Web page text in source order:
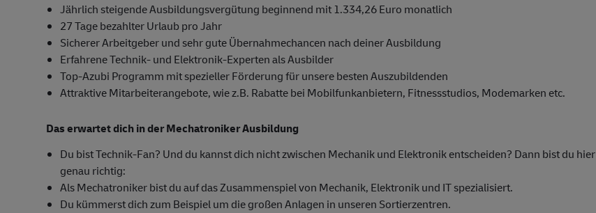
Jährlich steigende Ausbildungsvergütung beginnend mit 1.334,26 Euro monatlich
27 Tage bezahlter Urlaub pro Jahr
Sicherer Arbeitgeber und sehr gute Übernahmechancen nach deiner Ausbildung
Erfahrene Technik- und Elektronik-Experten als Ausbilder
Top-Azubi Programm mit spezieller Förderung für unsere besten Auszubildenden
Attraktive Mitarbeiterangebote, wie z.B. Rabatte bei Mobilfunkanbietern, Fitnessstudios, Modemarken etc.
Das erwartet dich in der Mechatroniker Ausbildung
Du bist Technik-Fan? Und du kannst dich nicht zwischen Mechanik und Elektronik entscheiden? Dann bist du hier
genau richtig:
Als Mechatroniker bist du auf das Zusammenspiel von Mechanik, Elektronik und IT spezialisiert.
Du kümmerst dich zum Beispiel um die großen Anlagen in unseren Sortierzentren.